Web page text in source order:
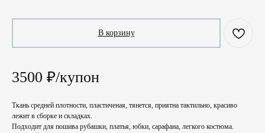
В корзину
3500 ₽/купон
Ткань средней плотности, пластиченая, тянется, приятна тактильно, красиво
лежит в сборке и складках.
Подходит для пошива рубашки, платья, юбки, сарафана, легкого костюма.